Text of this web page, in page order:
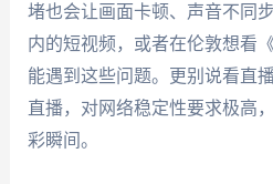
堵也会让画面卡顿、声音不同
内的短视频，或者在伦敦想看
能遇到这些问题。更别说看直
直播，对网络稳定性要求极高
彩瞬间。